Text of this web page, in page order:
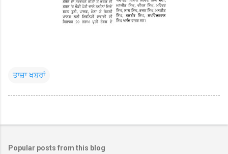
ਤਾਜ਼ਾ ਖਬਰਾਂ
Popular posts from this blog